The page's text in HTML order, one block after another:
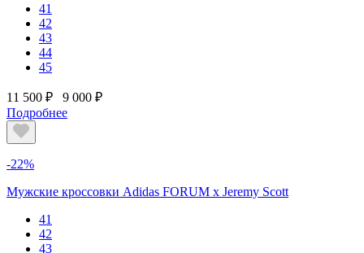
41
42
43
44
45
11 500 ₽
9 000 ₽
Подробнее
-22%
Мужские кроссовки Adidas FORUM х Jeremy Scott
41
42
43